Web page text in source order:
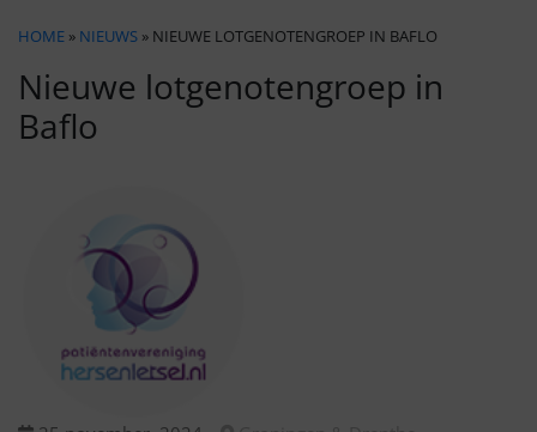
HOME » NIEUWS » NIEUWE LOTGENOTENGROEP IN BAFLO
Nieuwe lotgenotengroep in
Baflo